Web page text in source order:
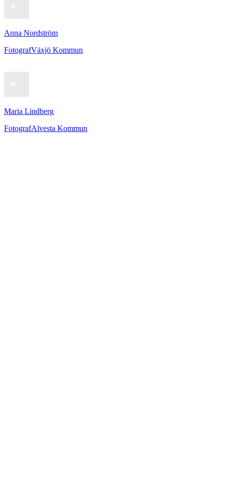
Anna Nordström
FotografVäxjö Kommun
Maria Lindberg
FotografAlvesta Kommun